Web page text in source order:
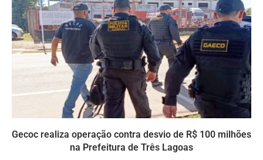
Gecoc realiza operação contra desvio de R$ 100 milhões
na Prefeitura de Três Lagoas